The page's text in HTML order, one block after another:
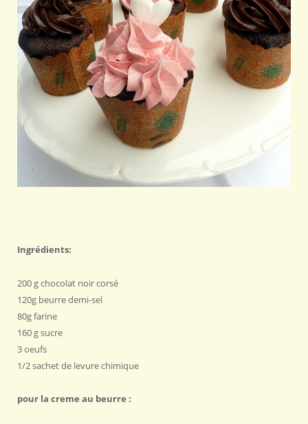
Ingrédients:
200 g chocolat noir corsé
120g beurre demi-sel
80g farine
160 g sucre
3 oeufs
1/2 sachet de levure chimique
pour la creme au beurre :